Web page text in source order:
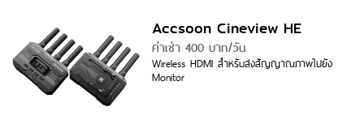
Accsoon Cineview HE
ค่าเช่า 400 บาท/วัน
Wireless HDMI สำหรับส่งสัญญาณภาพไปยัง
Monitor